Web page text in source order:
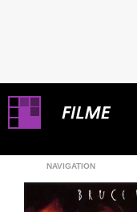
NAVIGATION